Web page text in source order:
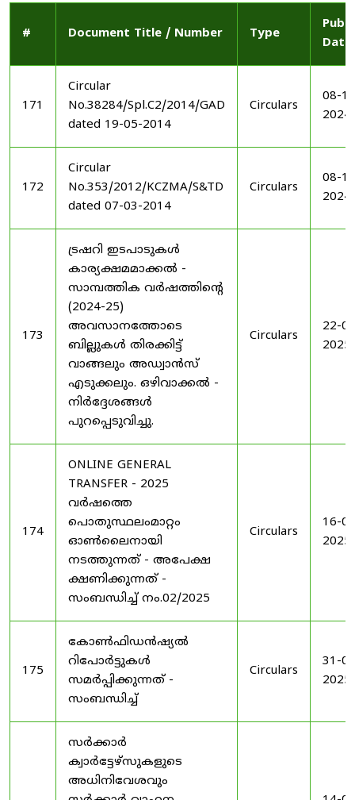
# Document Title / Number Type
Date
171
Circular
No.38284/Spl.C2/2014/GAD
dated 19-05-2014
Circulars
08-
2024
172
Circular
No.353/2012/KCZMA/S&TD
dated 07-03-2014
Circulars
08-
2024
173
ട്രഷറി ഇടപാടുകൾ
കാര്യക്ഷമമാക്കൽ -
സാമ്പത്തിക വർഷത്തിന്റെ
(2024-25)
അവസാനത്തോടെ
ബില്ലുകൾ തിരക്കിട്ട്
വാങ്ങലും അഡ്വാൻസ്
എടുക്കലും. ഒഴിവാക്കൽ -
നിർദ്ദേശങ്ങൾ
പുറപ്പെടുവിച്ചു.
Circulars
22-
2025
174
ONLINE GENERAL
TRANSFER - 2025
വർഷത്തെ
പൊതുസ്ഥലംമാറ്റം
ഓൺലൈനായി
നടത്തുന്നത് - അപേക്ഷ
ക്ഷണിക്കുന്നത് -
സംബന്ധിച്ച് നം.02/2025
Circulars
16-
2025
175
കോൺഫിഡൻഷ്യൽ
റിപോർട്ടുകൾ
സമർപ്പിക്കുന്നത് -
സംബന്ധിച്ച്
Circulars
31-
2025
സർക്കാർ
ക്വാർട്ടേഴ്സുകളുടെ
അധിനിവേശവും